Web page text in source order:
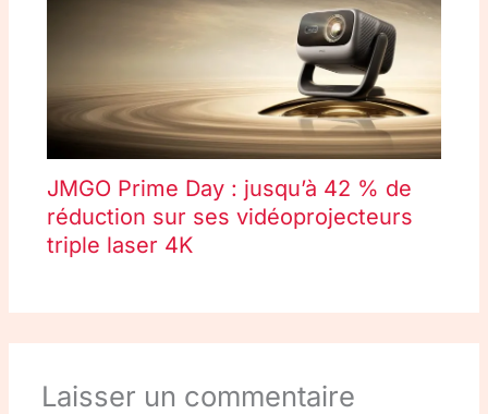
JMGO Prime Day : jusqu’à 42 % de
réduction sur ses vidéoprojecteurs
triple laser 4K
Laisser un commentaire